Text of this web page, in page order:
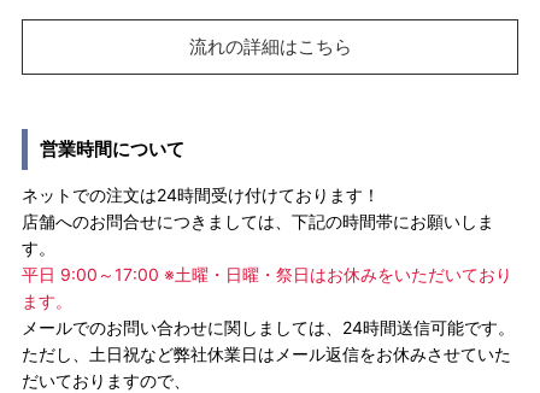
流れの詳細はこちら
営業時間について
ネットでの注文は24時間受け付けております！
店舗へのお問合せにつきましては、下記の時間帯にお願いしま
す。
平日 9:00～17:00 ※土曜・日曜・祭日はお休みをいただいており
ます。
メールでのお問い合わせに関しましては、24時間送信可能です。
ただし、土日祝など弊社休業日はメール返信をお休みさせていた
だいておりますので、